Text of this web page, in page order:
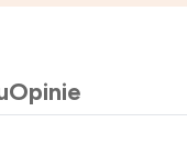
Opinie